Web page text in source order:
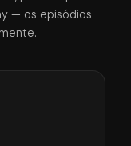
— os episódios